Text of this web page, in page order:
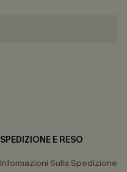
SPEDIZIONE E RESO
Informazioni Sulla Spedizione